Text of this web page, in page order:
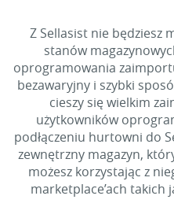
Z Sellasist nie będziesz
stanów
oprogramowania
bezawaryjny i szybki
cieszy się wielkim
użytkowników
podłączeniu hurtowni do
zewnętrzny magazyn,
możesz korzystając z
marketplace’ach takich